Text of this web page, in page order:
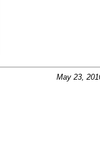
May 23,